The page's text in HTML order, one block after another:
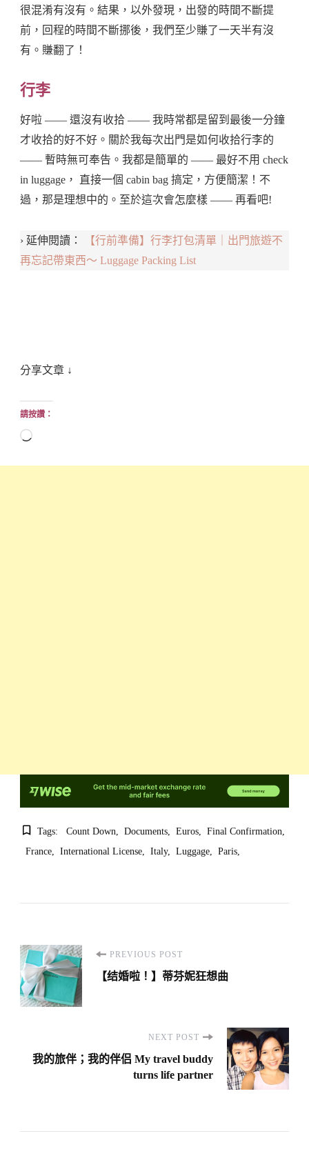
很混淆有沒有。結果，以外發現，出發的時間不斷提
前，回程的時間不斷挪後，我們至少賺了一天半有沒
有。賺翻了！
行李
好啦 —— 還沒有收拾 —— 我時常都是留到最後一分鐘
才收拾的好不好。關於我每次出門是如何收拾行李的
—— 暫時無可奉告。我都是簡單的 —— 最好不用 check
in luggage， 直接一個 cabin bag 搞定，方便簡潔！不
過，那是理想中的。至於這次會怎麼樣 —— 再看吧!
› 延伸閱讀：
【行前準備】行李打包清單｜出門旅遊不
再忘記帶東西～ Luggage Packing List
分享文章 ↓
請按讚：
正
Tags: Count Down Documents Euros
Final Confirmation
France
International License Italy Luggage Paris
Post
Navigation
PREVIOUS POST
【结婚啦！】蒂芬妮狂想曲
NEXT POST
我的旅伴；我的伴侣 My travel buddy
turns life partner